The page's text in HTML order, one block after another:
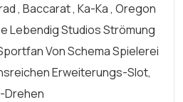
, Baccarat , Ka-Ka , Oregon
Lebendig Studios Strömung
Von Schema Spielerei
Erweiterungs-Slot,
Drehen